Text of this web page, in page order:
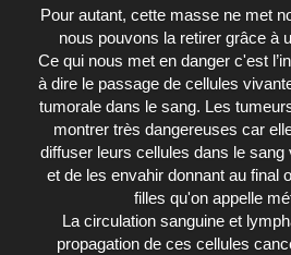
Pour autant, cette masse ne met
nous pouvons la retirer grâce à
Ce qui nous met en danger c'est
à dire le passage de cellules
tumorale dans le sang. Les
montrer très dangereuses car
diffuser leurs cellules dans le sang
et de les envahir donnant au final
filles qu'on appelle
La circulation sanguine et
propagation de ces cellules